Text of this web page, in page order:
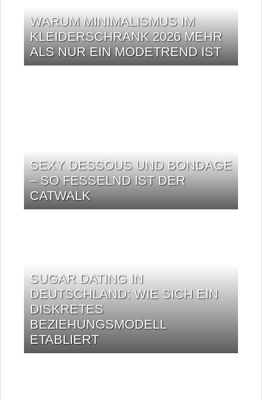
WARUM MINIMALISMUS IM
KLEIDERSCHRANK 2026 MEHR
ALS NUR EIN MODETREND IST
SEXY DESSOUS UND BONDAGE
– SO FESSELND IST DER
CATWALK
SUGAR DATING IN
DEUTSCHLAND: WIE SICH EIN
DISKRETES
BEZIEHUNGSMODELL
ETABLIERT